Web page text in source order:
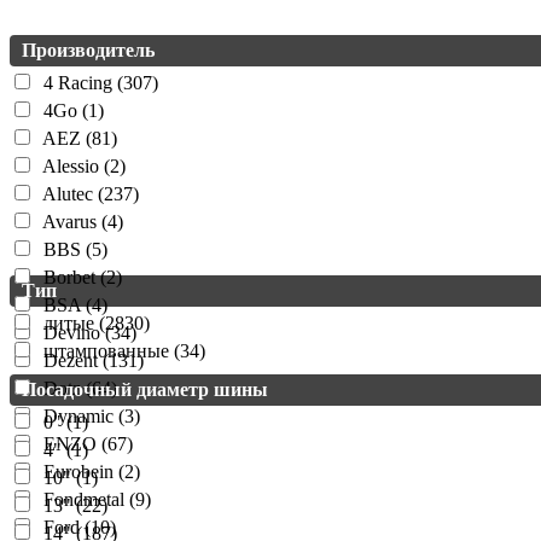
Производитель
4 Racing (307)
4Go (1)
AEZ (81)
Alessio (2)
Alutec (237)
Avarus (4)
BBS (5)
Borbet (2)
BSA (4)
Devino (34)
Dezent (131)
Dotz (64)
Dynamic (3)
ENZO (67)
Eurobein (2)
Fondmetal (9)
Ford (10)
Тип
литые (2830)
штампованные (34)
Посадочный диаметр шины
0" (1)
4" (1)
10" (1)
13" (22)
14" (187)